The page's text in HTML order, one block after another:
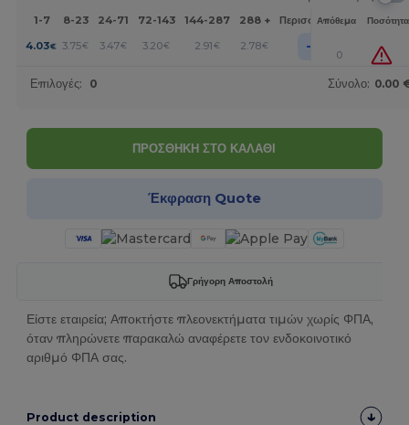
1-7
8-23 24-71 72-143 144-287 288 + Περισσότερα
Απόθεμα Ποσότητα
4.03€ 3.75€ 3.47€ 3.20€ 2.91€ 2.78€ + 0
Επιλογές: 0 Σύνολο: 0.00
ΠΡΟΣΘΗΚΗ ΣΤΟ ΚΑΛΑΘΙ
Έκφραση Quote
Γρήγορη Αποστολή
Είστε εταιρεία; Αποκτήστε πλεονεκτήματα τιμών χωρίς ΦΠΑ,
όταν πληρώνετε παρακαλώ αναφέρετε τον ενδοκοινοτικό
αριθμό ΦΠΑ σας.
Product description